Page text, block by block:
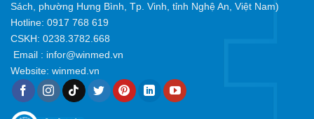
Sách, phường Hưng Bình, Tp. Vinh, tỉnh Nghệ An, Việt Nam)
Hotline: 0917 768 619
CSKH: 0238.3782.668
Email : infor@winmed.vn
Website: winmed.vn